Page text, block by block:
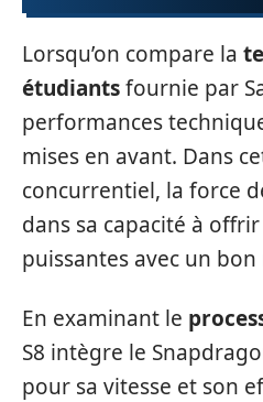
Lorsqu’on compare la
étudiantsfournie par
performances
mises en avant. Dans
concurrentiel, la force
dans sa capacité à
puissantes avec un
En examinant le
S8 intègre le
pour sa vitesse et son